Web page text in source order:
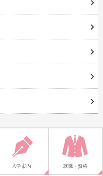
入学案内 就職・資格